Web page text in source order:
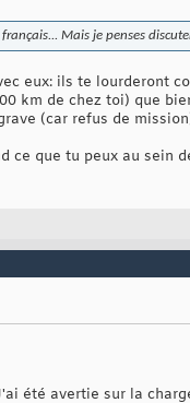
Mais je penses
eux: ils te lourderont
km de chez toi) que
(car refus de
ce que tu peux au sein
été avertie sur la